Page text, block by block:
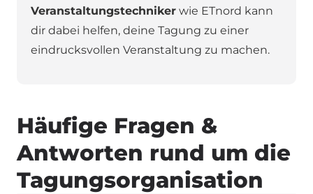
Veranstaltungstechniker wie ETnord kann
dir dabei helfen, deine Tagung zu einer
eindrucksvollen Veranstaltung zu machen.
Häufige Fragen &
Antworten rund um die
Tagungsorganisation